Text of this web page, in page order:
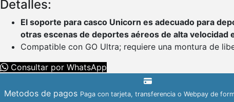
Detalles:
El soporte para casco Unicorn es adecuado para
otras escenas de deportes aéreos de alta velocidad
Compatible con GO Ultra; requiere una montura de
Consultar por WhatsApp
Metodos de pagos Paga con tarjeta, transferencia o Webpay de